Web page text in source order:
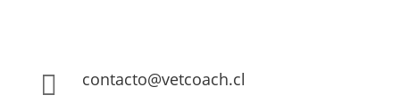
 contacto@vetcoach.cl